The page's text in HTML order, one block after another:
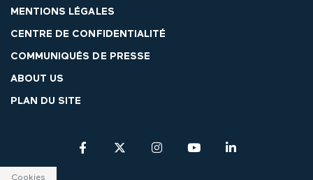
MENTIONS LÉGALES
CENTRE DE CONFIDENTIALITÉ
COMMUNIQUÉS DE PRESSE
ABOUT US
PLAN DU SITE
Cookies